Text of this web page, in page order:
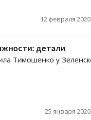
12 февраля
детали
Тимошенко у
25 января